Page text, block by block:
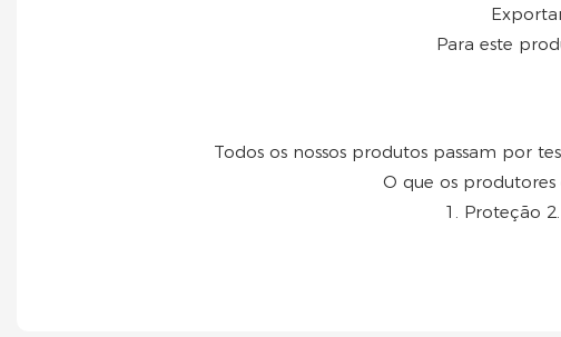
Para este
Todos os nossos produtos passam por
O que os
1. Proteção